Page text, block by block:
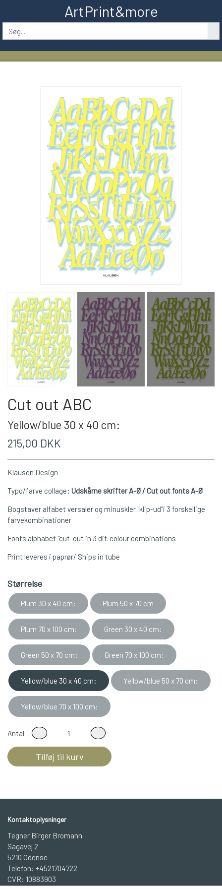
ArtPrint&more
Cut out ABC
Yellow/blue 30 x 40 cm:
215,00 DKK
Klausen Design
Typo/farve collage: Udskårne skrifter A-Ø / Cut out fonts A-Ø
Bogstaver alfabet versaler og minuskler "klip-ud"i 3 forskellige
farvekombinationer
Fonts alphabet "cut-out in 3 dif. colour combinations
Print leveres i paprør/ Ships in tube
Størrelse
Plum 30 x 40 cm: Plum 50 x 70 cm
Plum 70 x 100 cm: Green 30 x 40 cm:
Green 50 x 70 cm: Green 70 x 100 cm:
Yellow/blue 30 x 40 cm: Yellow/blue 50 x 70 cm:
Yellow/blue 70 x 100 cm:
Antal
Tilføj til kurv
Kontaktoplysninger
Tegner Birger Bromann
Sagavej 2
5210 Odense
Telefon: +4521704722
CVR: 10883903